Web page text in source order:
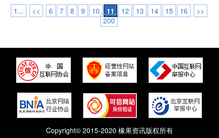
1...
<< 6 7 8 9 10 11 12 13 14 15 16
>>
200
Copyright© 2015-2020 橡果资讯版权所有